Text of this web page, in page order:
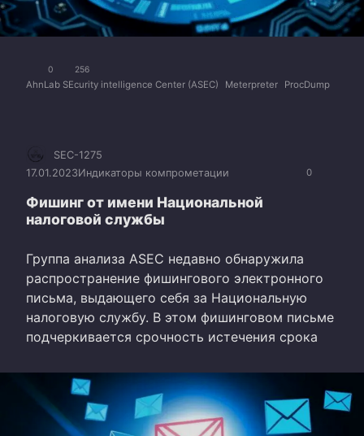
0 256
AhnLab SEcurity intelligence Center (ASEC) Meterpreter ProcDump
0
SEC-1275
17.01.2023Индикаторы компрометации
Фишинг от имени Национальной
налоговой службы
Группа анализа ASEC недавно обнаружила
распространение фишингового электронного
письма, выдающего себя за Национальную
налоговую службу. В этом фишинговом письме
подчеркивается срочность истечения срока